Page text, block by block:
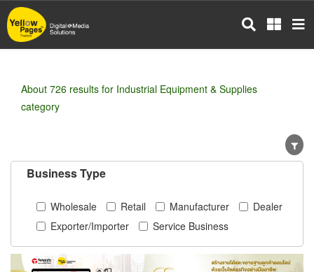
Skip
to
main
About 726 results for Industrial Equipment & Supplies
category
Business Type
Wholesale Retail Manufacturer
Dealer
Exporter/Importer
Service Business